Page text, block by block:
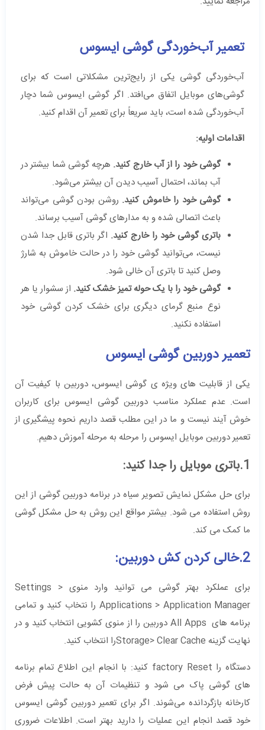
تعمیر آب‌خوردگی گوشی ایسوس
آب‌خوردگی گوشی یکی از رایج‌ترین مشکلاتی است که برای
گوشی‌های موبایل اتفاق می‌افتد. اگر گوشی ایسوس شما دچار
آب‌خوردگی شده است، باید سریعاً برای تعمیر آن اقدام کنید.
اقدامات اولیه:
گوشی خود را از آب خارج کنید. هرچه گوشی شما بیشتر در
آب بماند، احتمال آسیب دیدن آن بیشتر می‌شود.
گوشی خود را خاموش کنید. روشن بودن گوشی می‌تواند
باعث اتصالی شده و به مدارهای گوشی آسیب برساند.
باتری گوشی خود را خارج کنید. اگر باتری قابل جدا شدن
نیست، می‌توانید گوشی خود را در حالت خاموش به شارژ
وصل کنید تا باتری آن خالی شود.
گوشی خود را با یک حوله تمیز خشک کنید. از سشوار یا هر
نوع منبع گرمای دیگری برای خشک کردن گوشی خود
استفاده نکنید.
تعمیر دوربین گوشی ایسوس
یکی از قابلیت های ویژه ی گوشی ایسوس، دوربین با کیفیت آن
است. عدم عملکرد مناسب دوربین گوشی ایسوس برای کاربران
خوش آیند نیست و ما در این مطلب قصد داریم نحوه پیشگیری از
تعمیر دوربین موبایل ایسوس را مرحله به مرحله آموزش دهیم.
1.باتری موبایل را جدا کنید:
برای حل مشکل نمایش تصویر سیاه در برنامه دوربین گوشی از این
روش استفاده می شود. بیشتر مواقع این روش به حل مشکل گوشی
ما کمک می کند.
2.خالی کردن کش دوربین:
برای عملکرد بهتر گوشی می توانید وارد منوی Settings >
Applications > Application Manager را نتخاب کنید و تمامی
برنامه های All Apps دوربین را از منوی کشویی انتخاب کنید و در
نهایت گزینه Storage> Clear Cacheرا انتخاب کنید.
دستگاه را factory Reset کنید: با انجام این اطلاع تمام برنامه
های گوشی پاک می شود و تنظیمات آن به حالت پیش فرض
کارخانه بازگردانده می‌شوند. اگر برای تعمیر دوربین گوشی ایسوس
خود قصد انجام این عملیات را دارید بهتر است. اطلاعات ضروری